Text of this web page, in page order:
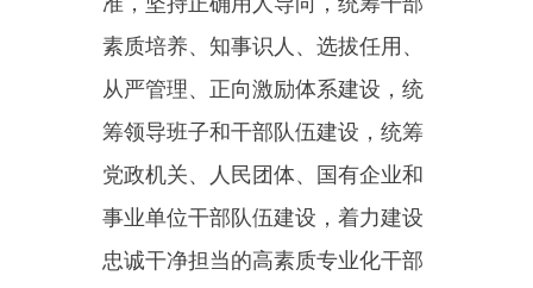
第二十三条建立健全日常考
正确政绩观，把区分优劣、奖优罚
劣、激励担当、促进发展作为基本
任务，优化考核内容和考核指标体
系，完善考核方式方法，统筹开展